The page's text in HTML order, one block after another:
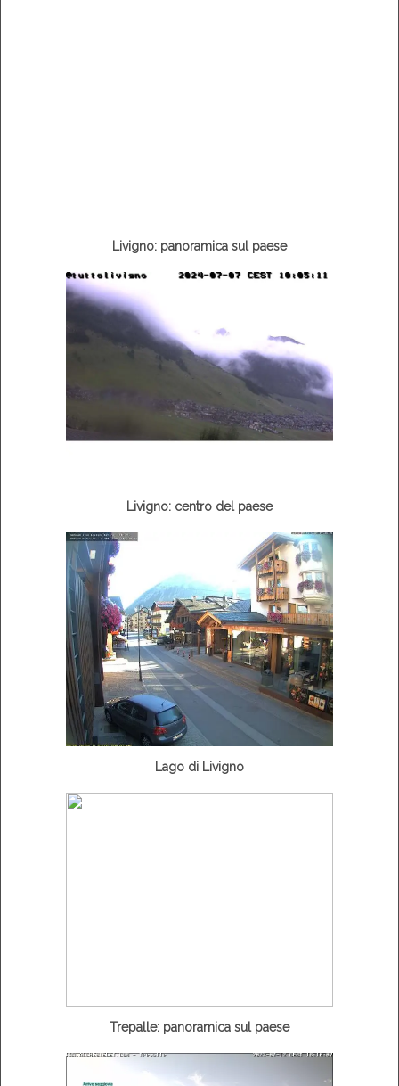
Livigno: panoramica sul paese
Livigno: centro del paese
Lago di Livigno
Trepalle: panoramica sul paese